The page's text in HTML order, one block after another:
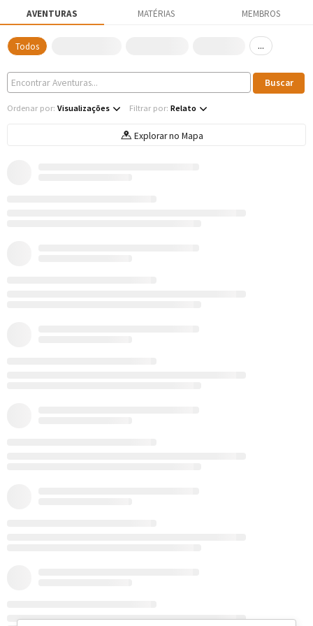
AVENTURAS MATÉRIAS MEMBROS
Todos ...
Ordenar por: Visualizações Filtrar por: Relato
Explorar no Mapa